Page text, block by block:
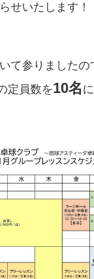
せいたします！
て参りましたの
定員数を10名